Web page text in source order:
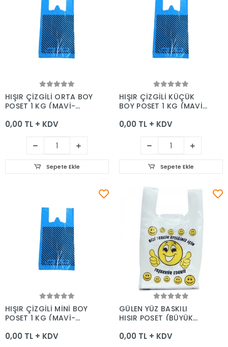
Sepete Ekle
HIŞIR ÇİZGİLİ ORTA BOY
POŞET 1 KG (MAVİ-
0,00 TL + KDV
Sepete Ekle
Sepete Ekle
HIŞIR ÇİZGİLİ KÜÇÜK
BOY POŞET 1 KG (MAVİ-
0,00 TL + KDV
Sepete Ekle
Sepete Ekle
HIŞIR ÇİZGİLİ MİNİ BOY
POŞET 1 KG (MAVİ-
0,00 TL + KDV
Sepete Ekle
GÜLEN YÜZ BASKILI
HIŞIR POŞET (BÜYÜK
0,00 TL + KDV